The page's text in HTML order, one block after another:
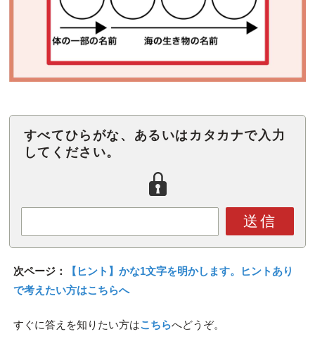
すべてひらがな、あるいはカタカナで入力
してください。
送信
次ページ：
【ヒント】かな1文字を明かします。ヒントあり
で考えたい方はこちらへ
すぐに答えを知りたい方はこちらへどうぞ。